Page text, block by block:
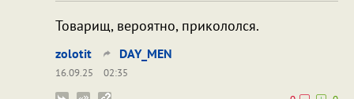
Товарищ, вероятно, прикололся.
zolotit DAY_MEN
16.09.25
02:35